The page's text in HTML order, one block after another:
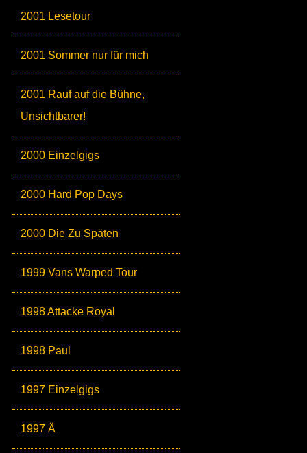
2001 Lesetour
2001 Sommer nur für mich
2001 Rauf auf die Bühne,
Unsichtbarer!
2000 Einzelgigs
2000 Hard Pop Days
2000 Die Zu Späten
1999 Vans Warped Tour
1998 Attacke Royal
1998 Paul
1997 Einzelgigs
1997 Ä